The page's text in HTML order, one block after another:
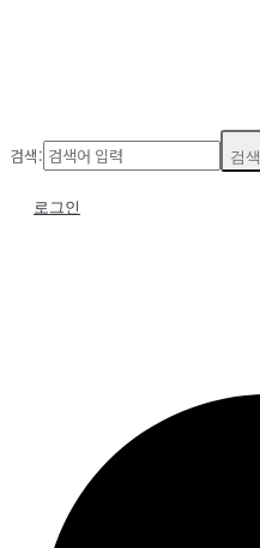
검색: 검
로그인